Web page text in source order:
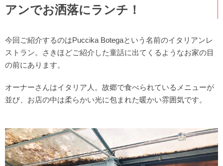
アンでお洒落にランチ！
今回ご紹介するのはPuccika Botegaという名前のイタリアンレ
ストラン。さきほどご紹介した童話に出てくるようなお家の目
の前にあります。
オーナーさんはイタリア人。故郷で食べられているメニューが
並び、お店の中は柔らかい光に包まれた暖かい雰囲気です。